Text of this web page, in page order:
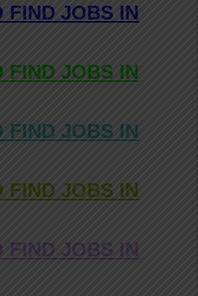
FIND JOBS IN
FIND JOBS IN
FIND JOBS IN
FIND JOBS IN
FIND JOBS IN